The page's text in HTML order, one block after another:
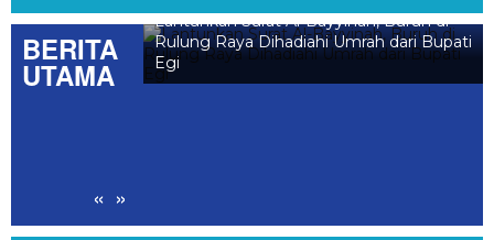
BERITA
UTAMA
« »
Segera
Pastikan
Lantunkan Surat Al-Bayyinah, Buruh di
Rulung Raya Dihadiahi Umrah dari Bupati
Egi